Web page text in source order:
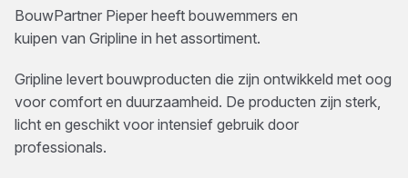
BouwPartner Pieper heeft bouwemmers en
kuipen van Gripline in het assortiment.
Gripline levert bouwproducten die zijn ontwikkeld met oog
voor comfort en duurzaamheid. De producten zijn sterk,
licht en geschikt voor intensief gebruik door
professionals.